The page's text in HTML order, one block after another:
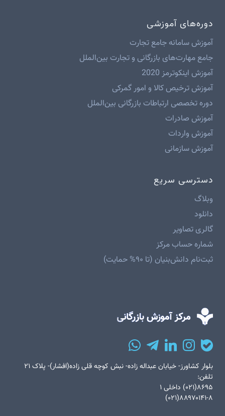
دوره‌های آموزشی
آموزش سامانه جامع تجارت
جامع مهارت‌های بازرگانی و تجارت بین‌الملل
آموزش اینکوترمز 2020
آموزش ترخیص کالا و امور گمرکی
دوره تخصصی ارتباطات بازرگانی بین‌الملل
آموزش صادرات
آموزش واردات
آموزش سازمانی
دسترسی سریع
وبلاگ
دانلود
گالری تصاویر
شماره حساب مرکز
ثبت‌نام دانش‌بنیان (تا ۹۰% حمایت)
بلوار کشاورز- خیابان عبداله زاده- نبش کوچه قلی زاده(افشار)- پلاک ۲۱
تلفن:
۸۶۹۵(۰۲۱) داخلی ۱
۸۸۹۷۰۱۴۱-۸(۰۲۱)